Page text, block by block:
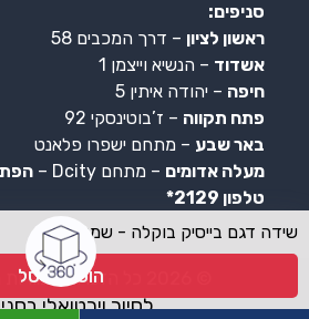
לסיור וירטואלי
שידה דגם בייסיק בוקלה - שמנת
הוספה לסל
סניפים:
ראשון לציון – דרך המכבים 58
אשדוד – הנשיא וייצמן 1
חיפה – יהודה איתין 5
פתח תקווה – ז’בוטינסקי 92
באר שבע – מתחם ישפרו פלאנט
מעלה אדומים – מתחם Dcity –
טלפון 2129*